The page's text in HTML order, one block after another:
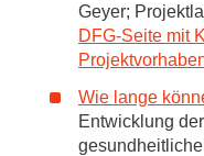
Geyer;
DFG-Seite mit
Wie lange
Entwicklung